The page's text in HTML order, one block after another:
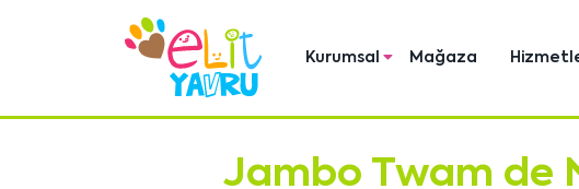
Kurumsal Mağaza
Jambo Twam de